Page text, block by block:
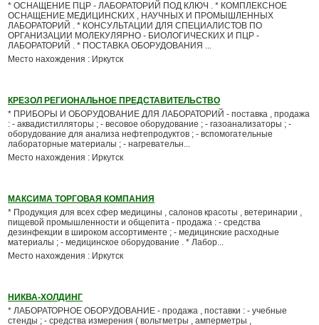
* ОСНАЩЕНИЕ ПЦР - ЛАБОРАТОРИЙ ПОД КЛЮЧ . * КОМПЛЕКСНОЕ
ОСНАЩЕНИЕ МЕДИЦИНСКИХ , НАУЧНЫХ И ПРОМЫШЛЕННЫХ
ЛАБОРАТОРИЙ . * КОНСУЛЬТАЦИИ ДЛЯ СПЕЦИАЛИСТОВ ПО
ОРГАНИЗАЦИИ МОЛЕКУЛЯРНО - БИОЛОГИЧЕСКИХ И ПЦР -
ЛАБОРАТОРИЙ . * ПОСТАВКА ОБОРУДОВАНИЯ ...
Место нахождения : Иркутск
КРЕЗОЛ РЕГИОНАЛЬНОЕ ПРЕДСТАВИТЕЛЬСТВО
* ПРИБОРЫ И ОБОРУДОВАНИЕ ДЛЯ ЛАБОРАТОРИЙ - поставка , продажа
: - аквадистилляторы ; - весовое оборудование ; - газоанализаторы ; -
оборудование для анализа нефтепродуктов ; - вспомогательные
лабораторные материалы ; - нагревательн...
Место нахождения : Иркутск
МАКСИМА ТОРГОВАЯ КОМПАНИЯ
* Продукция для всех сфер медицины , салонов красоты , ветеринарии ,
пищевой промышленности и общепита - продажа : - средства
дезинфекции в широком ассортименте ; - медицинские расходные
материалы ; - медицинское оборудование . * Лабор...
Место нахождения : Иркутск
НИКВА-ХОЛДИНГ
* ЛАБОРАТОРНОЕ ОБОРУДОВАНИЕ - продажа , поставки : - учебные
стенды ; - средства измерения ( вольтметры , амперметры ,